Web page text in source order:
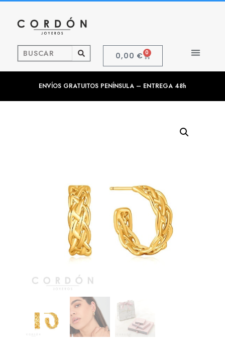
0,00 € 0
ENVÍOS GRATUITOS PENÍNSULA – ENTREGA 48h